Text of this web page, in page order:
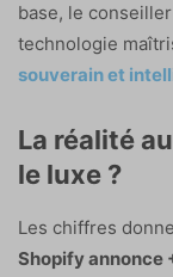
base, le
technologie
souverain et
La réalité
le luxe ?
Les chiffres
Shopify annonce